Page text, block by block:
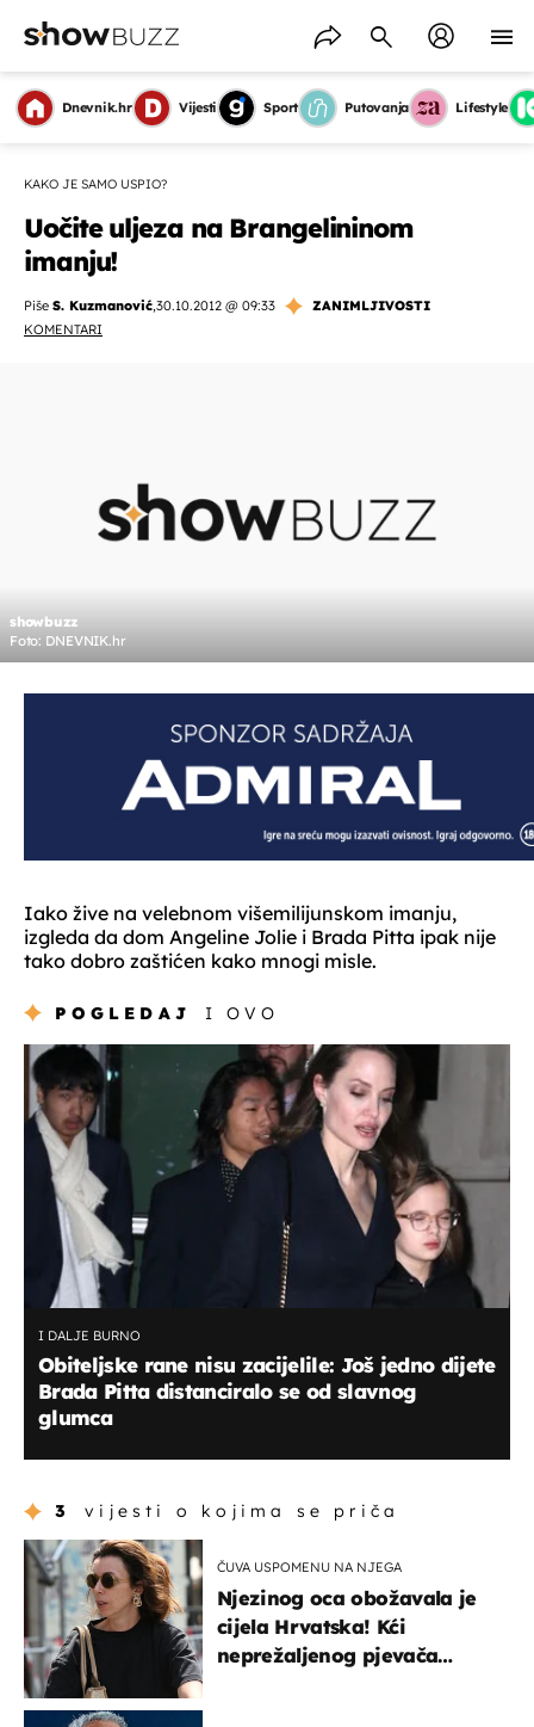
Dnevnik.hr Vijesti Sport Putovanja Lifestyle
KAKO JE SAMO USPIO?
Uočite uljeza na Brangelininom
imanju!
Piše S. Kuzmanović,30.10.2012 @ 09:33
ZANIMLJIVOSTI
KOMENTARI
showbuzz
Foto: DNEVNIK.hr
Iako žive na velebnom višemilijunskom imanju,
izgleda da dom Angeline Jolie i Brada Pitta ipak nije
tako dobro zaštićen kako mnogi misle.
POGLEDAJ I OVO
I DALJE BURNO
Obiteljske rane nisu zacijelile: Još jedno dijete
Brada Pitta distanciralo se od slavnog
glumca
3 vijesti o kojima se priča
ČUVA USPOMENU NA NJEGA
Njezinog oca obožavala je
cijela Hrvatska! Kći
neprežaljenog pjevača